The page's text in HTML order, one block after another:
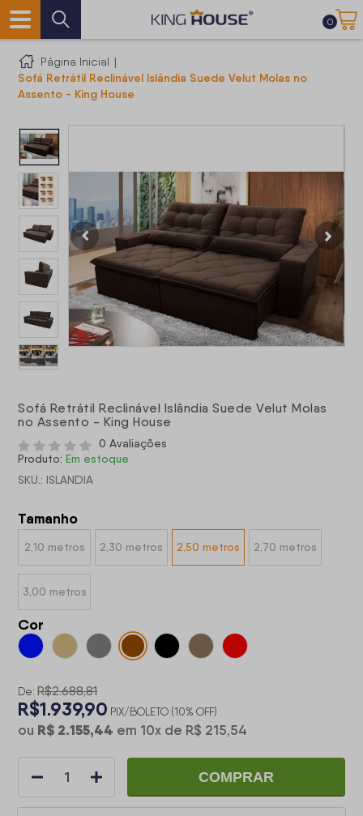
0
Página Inicial |
Sofá Retrátil Reclinável Islândia Suede Velut Molas no
Assento - King House
Sofá Retrátil Reclinável Islândia Suede Velut Molas
no Assento - King House
0 Avaliações
Produto: Em estoque
SKU.: ISLANDIA
Tamanho
2,10 metros 2,30 metros 2,50 metros 2,70 metros
3,00 metros
Cor
De: R$2.688,81
R$1.939,90 PIX/BOLETO (10% OFF)
ou R$ 2.155,44 em 10x de R$ 215,54
COMPRAR